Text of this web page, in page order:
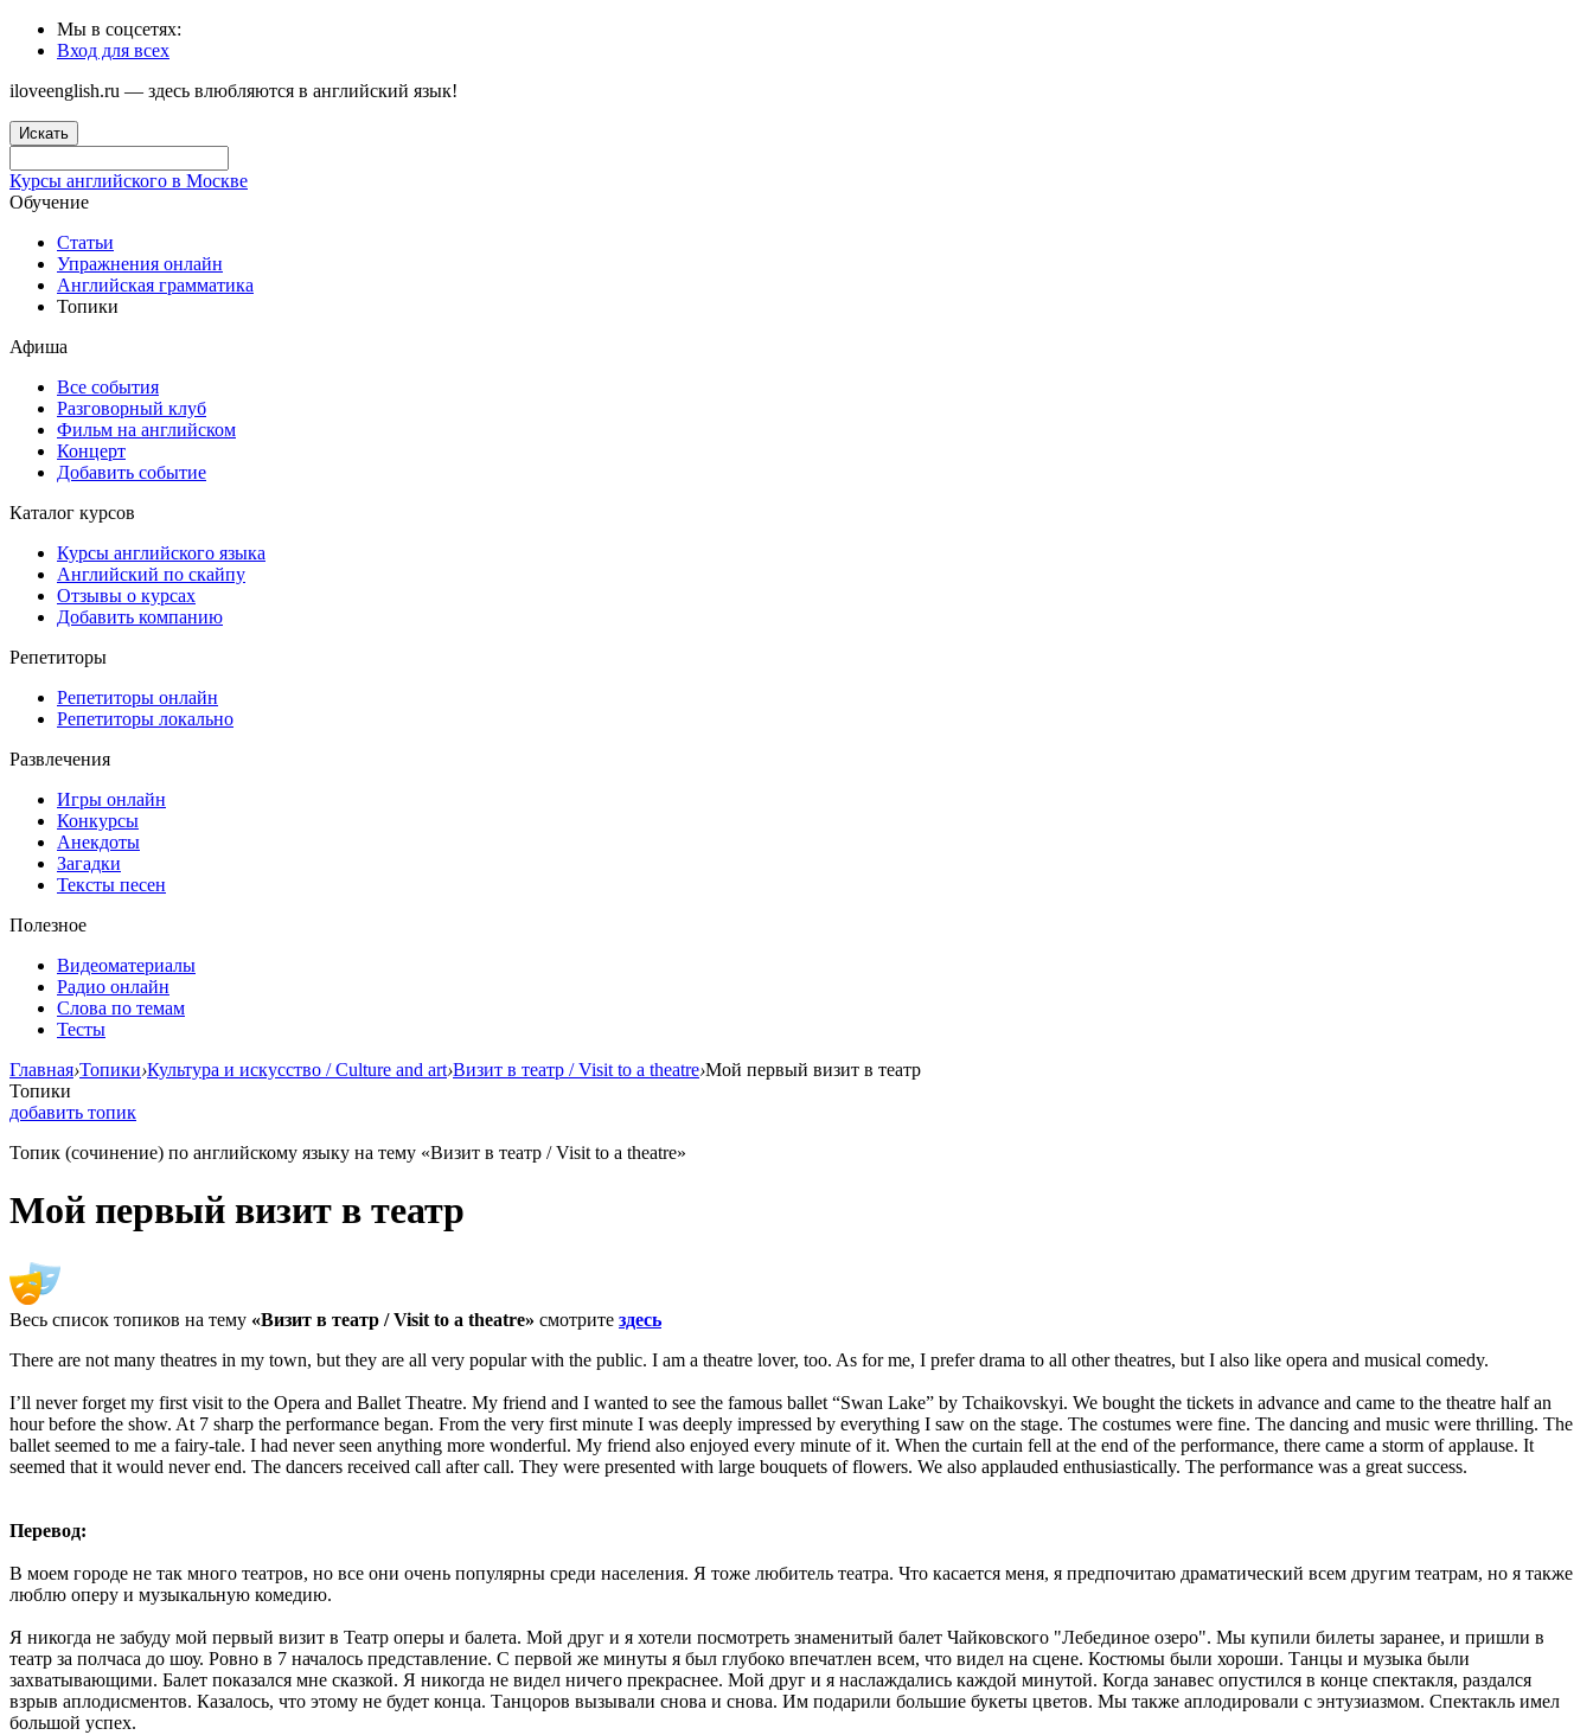
Мы в соцсетях:
Вход для всех
iloveenglish.ru — здесь влюбляются в английский язык!
Искать
Курсы английского в Москве
Обучение
Статьи
Упражнения онлайн
Английская грамматика
Топики
Афиша
Все события
Разговорный клуб
Фильм на английском
Концерт
Добавить событие
Каталог курсов
Курсы английского языка
Английский по скайпу
Отзывы о курсах
Добавить компанию
Репетиторы
Репетиторы онлайн
Репетиторы локально
Развлечения
Игры онлайн
Конкурсы
Анекдоты
Загадки
Тексты песен
Полезное
Видеоматериалы
Радио онлайн
Слова по темам
Тесты
Главная›Топики›Культура и искусство / Culture and art›Визит в театр / Visit to a theatre›Мой первый визит в театр
Топики
добавить топик
Топик (сочинение) по английскому языку на тему «Визит в театр / Visit to a theatre»
Мой первый визит в театр
Весь список топиков на тему «Визит в театр / Visit to a theatre» смотрите здесь
There are not many theatres in my town, but they are all very popular with the public. I am a theatre lover, too. As for me, I prefer drama to all other theatres, but I also like opera and musical comedy.
I’ll never forget my first visit to the Opera and Ballet Theatre. My friend and I wanted to see the famous ballet “Swan Lake” by Tchaikovskyi. We bought the tickets in advance and came to the theatre half an
hour before the show. At 7 sharp the performance began. From the very first minute I was deeply impressed by everything I saw on the stage. The costumes were fine. The dancing and music were thrilling. The
ballet seemed to me a fairy-tale. I had never seen anything more wonderful. My friend also enjoyed every minute of it. When the curtain fell at the end of the performance, there came a storm of applause. It
seemed that it would never end. The dancers received call after call. They were presented with large bouquets of flowers. We also applauded enthusiastically. The performance was a great success.
Перевод:
В моем городе не так много театров, но все они очень популярны среди населения. Я тоже любитель театра. Что касается меня, я предпочитаю драматический всем другим театрам, но я также
люблю оперу и музыкальную комедию.
Я никогда не забуду мой первый визит в Театр оперы и балета. Мой друг и я хотели посмотреть знаменитый балет Чайковского "Лебединое озеро". Мы купили билеты заранее, и пришли в
театр за полчаса до шоу. Ровно в 7 началось представление. С первой же минуты я был глубоко впечатлен всем, что видел на сцене. Костюмы были хороши. Танцы и музыка были
захватывающими. Балет показался мне сказкой. Я никогда не видел ничего прекраснее. Мой друг и я наслаждались каждой минутой. Когда занавес опустился в конце спектакля, раздался
взрыв аплодисментов. Казалось, что этому не будет конца. Танцоров вызывали снова и снова. Им подарили большие букеты цветов. Мы также аплодировали с энтузиазмом. Спектакль имел
большой успех.